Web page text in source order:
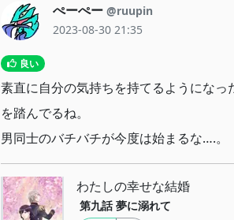
ぺーぺー @ruupin
2023-08-30 21:35
良い
素直に自分の気持ちを持てるようにな
を踏んでるね。
男同士のバチバチが今度は始まるな….。
わたしの幸せな結婚
第九話 夢に溺れて